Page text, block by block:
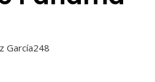
García248